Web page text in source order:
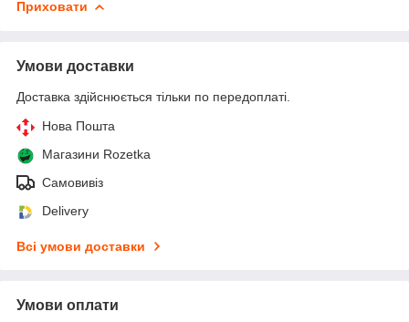
Приховати
Умови доставки
Доставка здійснюється тільки по передоплаті.
Нова Пошта
Магазини Rozetka
Самовивіз
Delivery
Всі умови доставки
Умови оплати